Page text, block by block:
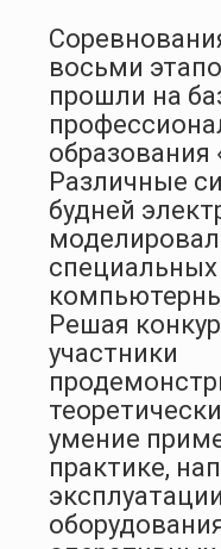
восьми
прошли на
образования
Различные
будней
специальных
Решая
участники
умение
практике,